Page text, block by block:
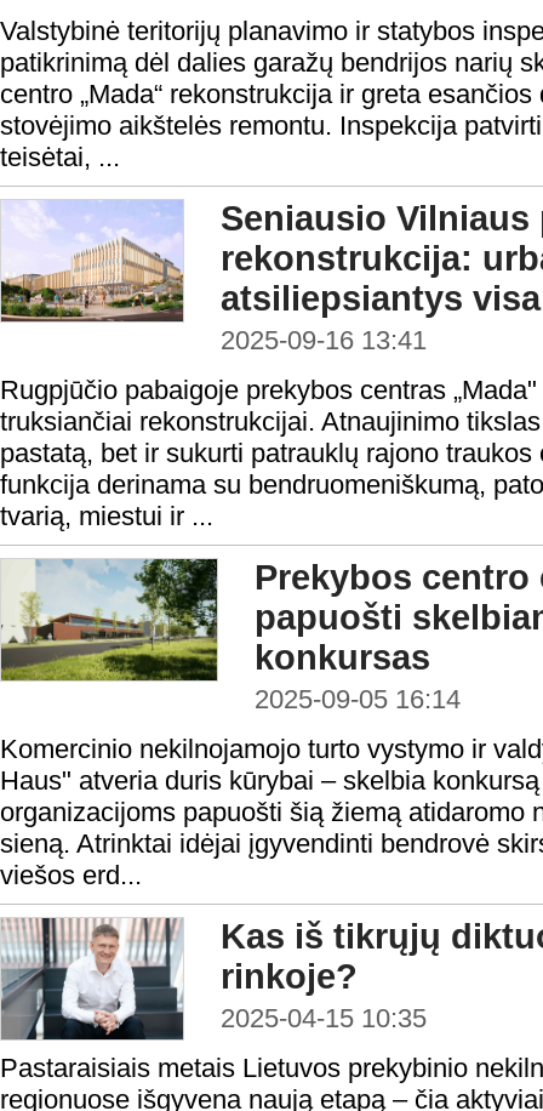
Valstybinė teritorijų planavimo ir statybos
patikrinimą dėl dalies garažų bendrijos narių
centro „Mada“ rekonstrukcija ir greta
stovėjimo aikštelės remontu. Inspekcija
teisėtai, ...
Seniausio
rekonstrukcija:
atsiliepsiantys
2025-09-16 13:41
Rugpjūčio pabaigoje prekybos centras
truksiančiai rekonstrukcijai. Atnaujinimo
pastatą, bet ir sukurti patrauklų rajono
funkcija derinama su bendruomeniškumą,
tvarią, miestui ir ...
Prekybos centro
papuošti
konkursas
2025-09-05 16:14
Komercinio nekilnojamojo turto vystymo ir
Haus" atveria duris kūrybai – skelbia
organizacijoms papuošti šią žiemą atidaromo
sieną. Atrinktai idėjai įgyvendinti bendrovė
viešos erd...
Kas iš tikrųjų
rinkoje?
2025-04-15 10:35
Pastaraisiais metais Lietuvos prekybinio
regionuose išgyvena naują etapą – čia